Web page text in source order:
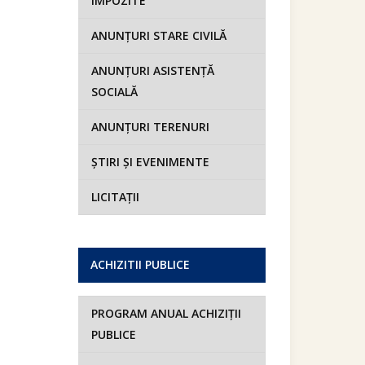
ANUNȚURI STARE CIVILĂ
ANUNȚURI ASISTENȚĂ
SOCIALĂ
ANUNȚURI TERENURI
ȘTIRI ȘI EVENIMENTE
LICITAȚII
ACHIZITII PUBLICE
PROGRAM ANUAL ACHIZIȚII
PUBLICE